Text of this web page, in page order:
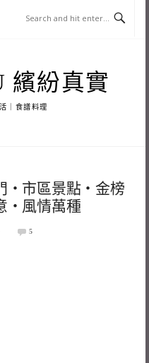
繽紛真實
｜食譜料理
‧市區景點‧金榜
‧風情萬種
5